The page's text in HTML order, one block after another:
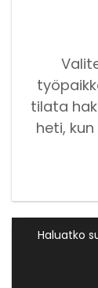
tilata
heti,
Haluatko